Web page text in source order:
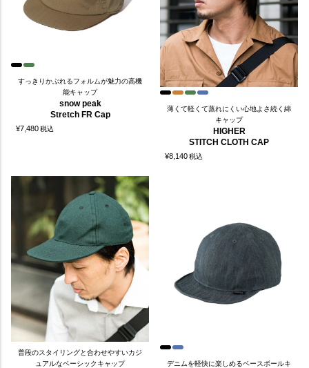
すっきりかぶれるフォルムが魅力の高機
能キャップ
snow peak
Stretch FR Cap
¥7,480税込
薄くて軽くて蒸れにくい心地よさ続く綿
キャップ
HIGHER
STITCH CLOTH CAP
¥8,140税込
普段のスタイリングと合わせやすいカジ
ュアルなベーシックキャップ
デニムを軽快に楽しめるベースボールキ